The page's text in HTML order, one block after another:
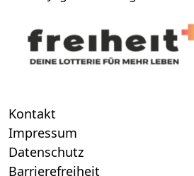
Kontakt
Impressum
Datenschutz
Barrierefreiheit